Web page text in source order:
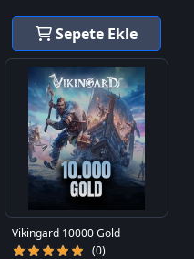
Sepete Ekle
Vikingard 10000 Gold
(0)